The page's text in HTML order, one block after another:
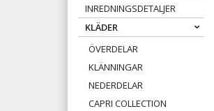
INREDNINGSDETALJER
KLÄDER
ÖVERDELAR
KLÄNNINGAR
NEDERDELAR
CAPRI COLLECTION